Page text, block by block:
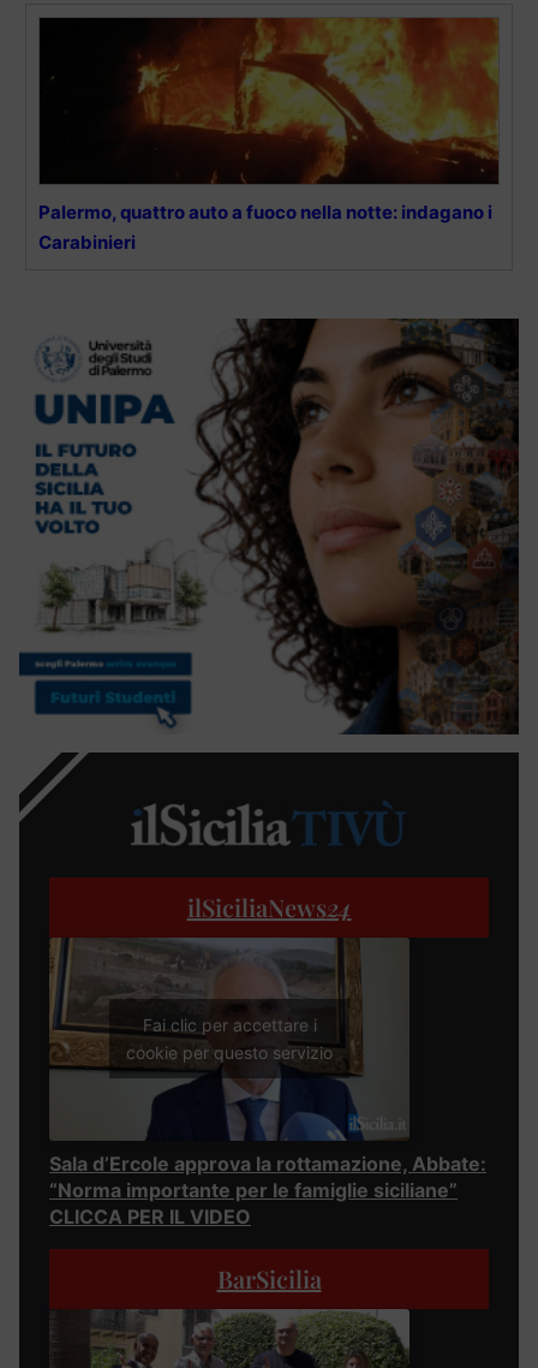
Palermo, quattro auto a fuoco nella notte: indagano i
Carabinieri
ilSiciliaNews24
Fai clic per accettare i
cookie per questo servizio
Sala d’Ercole approva la rottamazione, Abbate:
“Norma importante per le famiglie siciliane”
CLICCA PER IL VIDEO
BarSicilia